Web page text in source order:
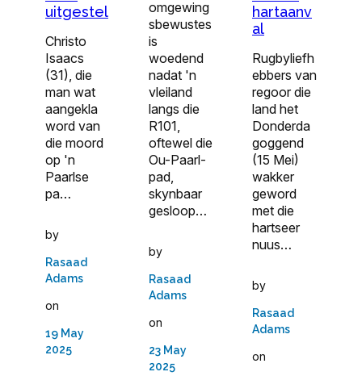
uitgestel
Christo
Isaacs
(31), die
man wat
aangekla
word van
die moord
op 'n
Paarlse
pa…
by
Rasaad
Adams
on
19 May
2025
omgewing
sbewustes
is
woedend
nadat 'n
vleiland
langs die
R101,
oftewel die
Ou-Paarl-
pad,
skynbaar
gesloop…
by
Rasaad
Adams
on
23 May
2025
hartaanv
al
Rugbyliefh
ebbers van
regoor die
land het
Donderda
goggend
(15 Mei)
wakker
geword
met die
hartseer
nuus…
by
Rasaad
Adams
on